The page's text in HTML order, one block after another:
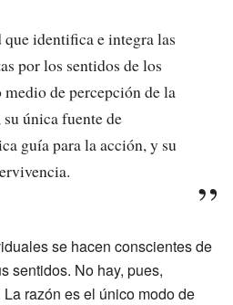
identifica e integra las
por los sentidos de los
de percepción de la
única fuente de
guía para la acción, y su
se hacen conscientes de
sentidos. No hay, pues,
razón es el único modo de